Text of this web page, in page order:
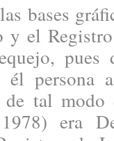
bases
y el
persona
de tal
era